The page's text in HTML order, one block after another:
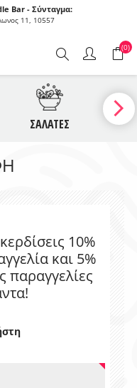
Bar - Σύνταγμα:
11, 10557
(0)
ΣΑΛΑΤΕΣ
10%
και 5%
παραγγελίες